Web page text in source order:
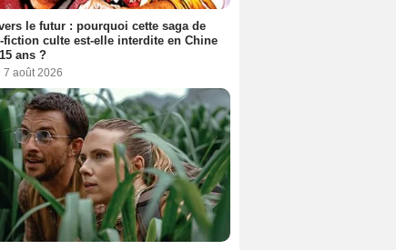
le futur : pourquoi cette saga de
fiction culte est-elle interdite en Chine
ans ?
7 août 2026